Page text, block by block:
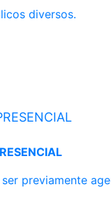
diversos.
previamente